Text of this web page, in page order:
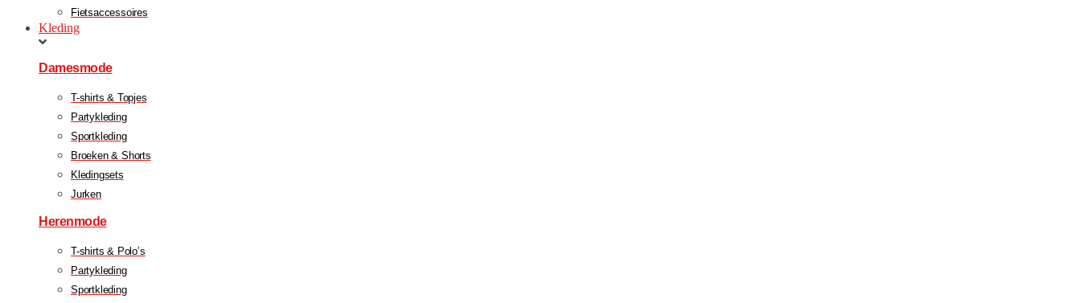
Fietsaccessoires
Kleding
Damesmode
T-shirts & Topjes
Partykleding
Sportkleding
Broeken & Shorts
Kledingsets
Jurken
Herenmode
T-shirts & Polo’s
Partykleding
Sportkleding